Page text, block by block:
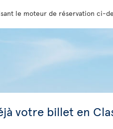
le moteur de réservation ci-
votre billet en